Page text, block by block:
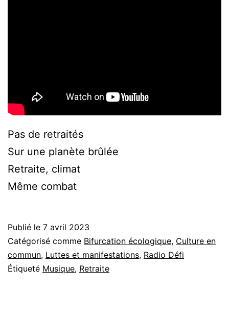
Pas de retraités
Sur une planète brûlée
Retraite, climat
Même combat
Publié le 7 avril 2023
Catégorisé comme Bifurcation écologique, Culture en
commun, Luttes et manifestations, Radio Défi
Étiqueté Musique, Retraite